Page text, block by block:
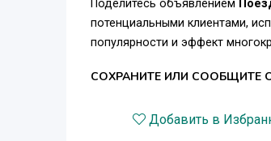
Поделитесь объявлением
потенциальными клиентами,
популярности и эффект
СОХРАНИТЕ ИЛИ СООБЩИТЕ
Добавить в